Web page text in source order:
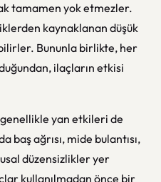
tamamen yok etmezler.
kaynaklanan düşük
Bununla birlikte, her
ilaçların etkisi
yan etkileri de
baş ağrısı, mide bulantısı,
düzensizlikler yer
kullanılmadan önce bir